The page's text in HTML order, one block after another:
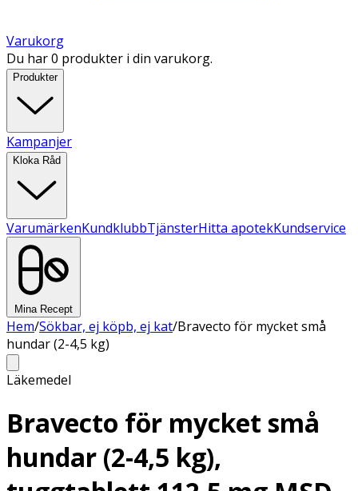
Varukorg
Du har 0 produkter i din varukorg.
Produkter
Kampanjer
Kloka Råd
VarumärkenKundklubbTjänsterHitta apotekKundservice
Mina Recept
Hem/Sökbar, ej köpb, ej kat/Bravecto för mycket små
hundar (2-4,5 kg)
Läkemedel
Bravecto för mycket små
hundar (2-4,5 kg),